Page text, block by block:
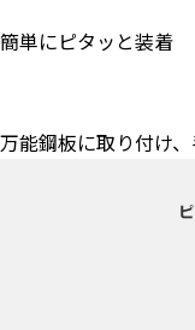
簡単にピタッと装着
万能鋼板に取り付け